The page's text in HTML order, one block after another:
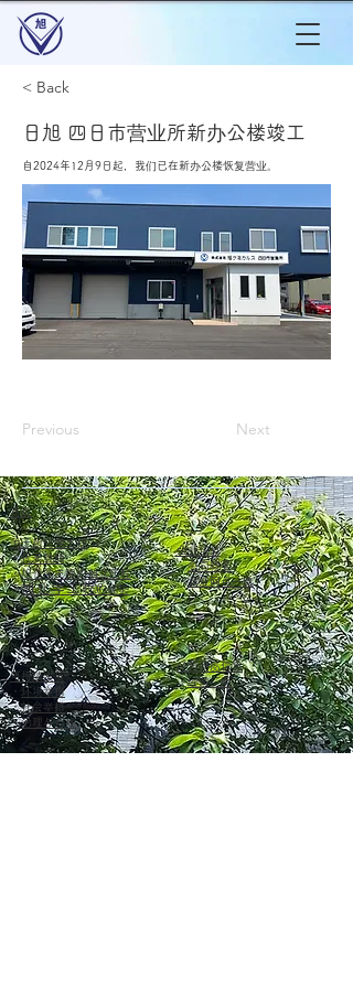
< Back
日旭 四日市营业所新办公楼竣工
自2024年12月9日起，我们已在新办公楼恢复营业。
Previous Next
首页
关于旭化学工程
・代表致辞
・旭化学工程的创立历程
・旭化学工程的优势
企业信息
・公司概要
・营业网点一览
经营商品信息
・经营厂商
可持续发展
・ 环境举措
・社会举措
・治理与合规
咨询